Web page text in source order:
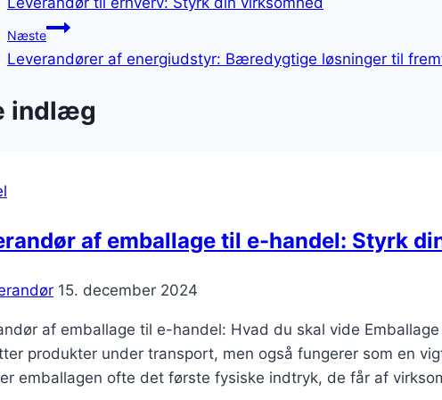
Næste
Leverandører af energiudstyr: Bæredygtige løsninger til
indlæg
af emballage til e-handel: Styrk
15. december 2024
af emballage til e-handel: Hvad du skal vide
produkter under transport, men også fungerer som en
emballagen ofte det første fysiske indtryk, de får af